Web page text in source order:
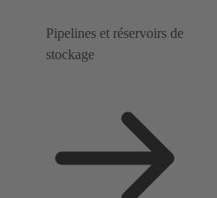
Pipelines et réservoirs de
stockage